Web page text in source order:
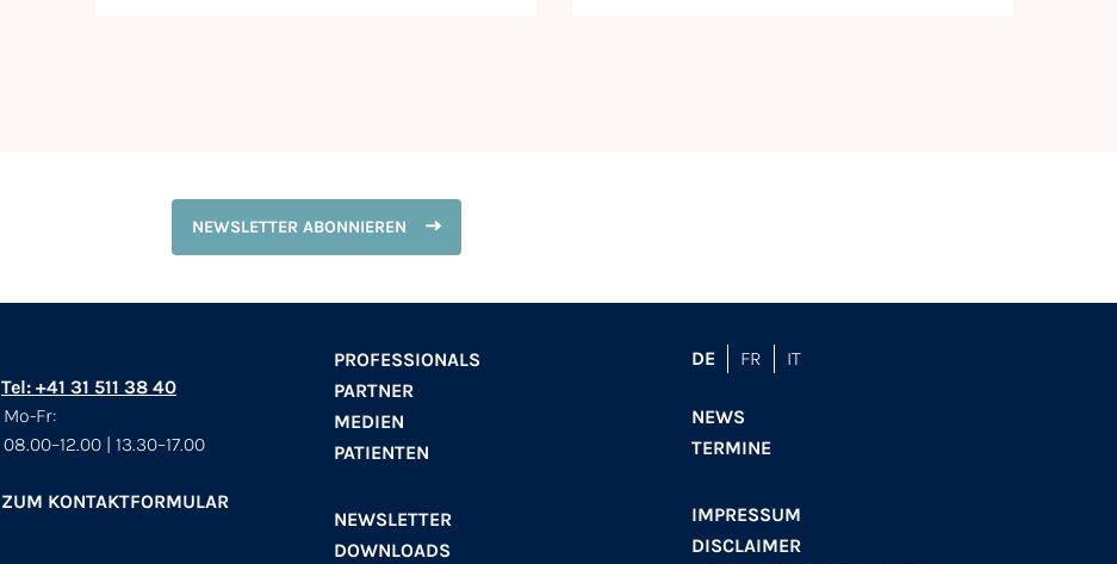
NEWSLETTER ABONNIEREN
Tel: +41 31 511 38 40
Mo-Fr:
08.00–12.00 | 13.30–17.00
ZUM KONTAKTFORMULAR
PROFESSIONALS
PARTNER
MEDIEN
PATIENTEN
NEWSLETTER
DOWNLOADS
DE FR IT
NEWS
TERMINE
IMPRESSUM
DISCLAIMER